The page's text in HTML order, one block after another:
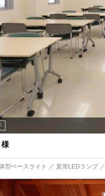
型ベースライト ／ 直管LEDランプ